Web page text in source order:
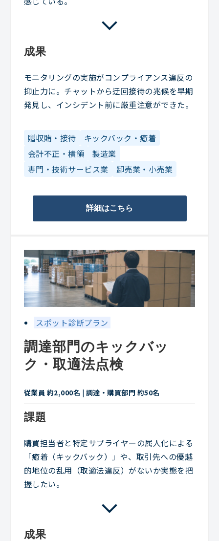
成果
モニタリングの実施がコンプライアンス違反の
抑止力に。チャットから迂回接待の兆候を早期
発見し、インシデント前に厳重注意ができた。
贈収賄・接待
キックバック・癒着
会計不正・横領
製造業
専門・技術サービス業
卸売業・小売業
詳細はこちら
スポット診断プラン
調達部門のキックバッ
ク・取適法点検
従業員 約2,000名 | 調達・購買部門 約50名
課題
購買担当者と特定サプライヤーの属人化による
「癒着（キックバック）」や、取引先への優越
的地位の乱用（取適法違反）がないか実態を把
握したい。
成果